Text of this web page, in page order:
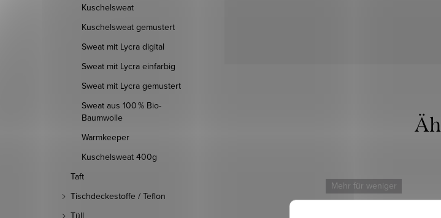
Kuschelsweat
Kuschelsweat gemustert
Sweat mit Lycra digital
Sweat mit Lycra einfarbig
Sweat mit Lycra gemustert
Sweat aus 100 % Bio-
Baumwolle
Warmkeeper
Kuschelsweat 400g
Taft
Tischdeckestoffe / Teflon
Tüll
Mehr für weniger